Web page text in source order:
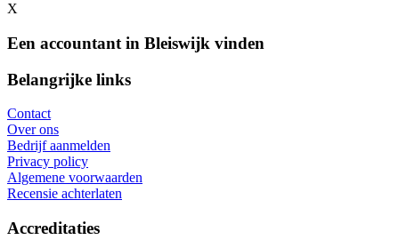
X
Een accountant in Bleiswijk vinden
Belangrijke links
Contact
Over ons
Bedrijf aanmelden
Privacy policy
Algemene voorwaarden
Recensie achterlaten
Accreditaties